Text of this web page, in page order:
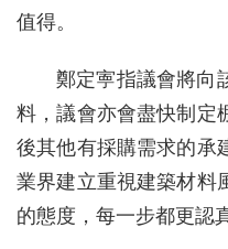
值得。
鄭定寕指議會將向
料，議會亦會盡快制定
後其他有採購需求的承
業界建立重視建築材料
的態度，每一步都更認